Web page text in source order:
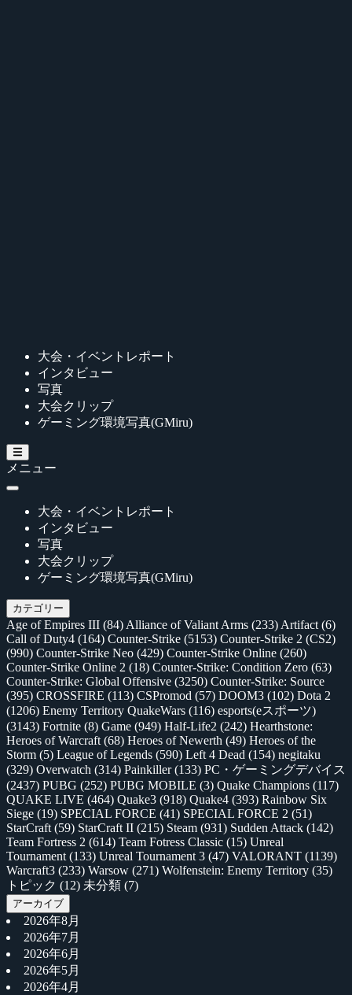
大会・イベントレポート
インタビュー
写真
大会クリップ
ゲーミング環境写真(GMiru)
メニュー
大会・イベントレポート
インタビュー
写真
大会クリップ
ゲーミング環境写真(GMiru)
カテゴリー
Age of Empires III (84) Alliance of Valiant Arms (233) Artifact (6)
Call of Duty4 (164) Counter-Strike (5153) Counter-Strike 2 (CS2)
(990) Counter-Strike Neo (429) Counter-Strike Online (260)
Counter-Strike Online 2 (18) Counter-Strike: Condition Zero (63)
Counter-Strike: Global Offensive (3250) Counter-Strike: Source
(395) CROSSFIRE (113) CSPromod (57) DOOM3 (102) Dota 2
(1206) Enemy Territory QuakeWars (116) esports(eスポーツ)
(3143) Fortnite (8) Game (949) Half-Life2 (242) Hearthstone:
Heroes of Warcraft (68) Heroes of Newerth (49) Heroes of the
Storm (5) League of Legends (590) Left 4 Dead (154) negitaku
(329) Overwatch (314) Painkiller(133) PC・ゲーミングデバイス
(2437) PUBG (252) PUBG MOBILE (3) Quake Champions (117)
QUAKE LIVE (464) Quake3 (918) Quake4 (393) Rainbow Six
Siege (19) SPECIAL FORCE (41) SPECIAL FORCE 2 (51)
StarCraft (59) StarCraft II (215) Steam (931) Sudden Attack (142)
Team Fortress 2 (614) Team Fotress Classic (15) Unreal
Tournament (133) Unreal Tournament 3 (47) VALORANT (1139)
Warcraft3 (233) Warsow (271) Wolfenstein: Enemy Territory (35)
トピック (12) 未分類 (7)
アーカイブ
2026年8月
2026年7月
2026年6月
2026年5月
2026年4月